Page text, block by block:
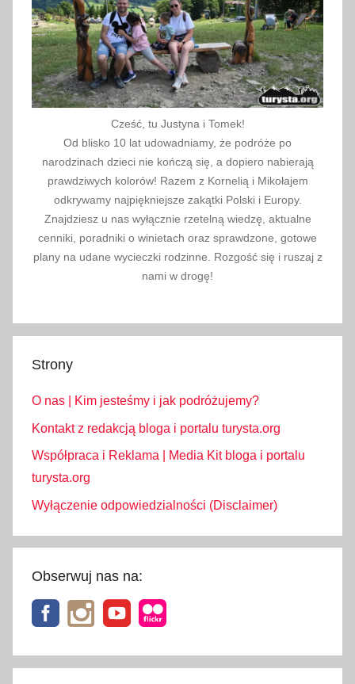
Cześć, tu Justyna i Tomek!
Od blisko 10 lat udowadniamy, że podróże po
narodzinach dzieci nie kończą się, a dopiero nabierają
prawdziwych kolorów! Razem z Kornelią i Mikołajem
odkrywamy najpiękniejsze zakątki Polski i Europy.
Znajdziesz u nas wyłącznie rzetelną wiedzę, aktualne
cenniki, poradniki o winietach oraz sprawdzone, gotowe
plany na udane wycieczki rodzinne. Rozgość się i ruszaj z
nami w drogę!
Strony
O nas | Kim jesteśmy i jak podróżujemy?
Kontakt z redakcją bloga i portalu turysta.org
Współpraca i Reklama | Media Kit bloga i portalu
turysta.org
Wyłączenie odpowiedzialności (Disclaimer)
Obserwuj nas na: